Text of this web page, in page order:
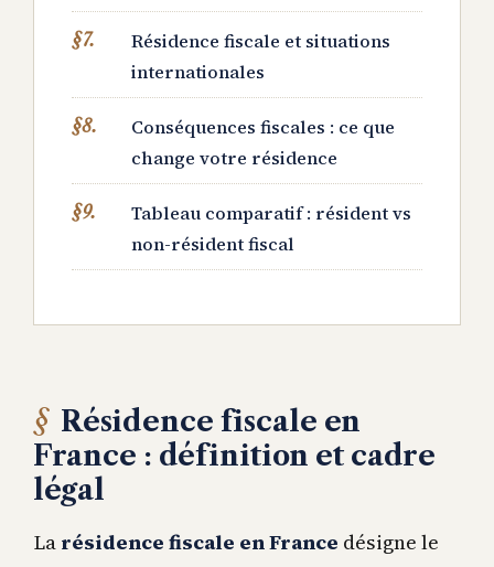
Résidence fiscale et situations
internationales
Conséquences fiscales : ce que
change votre résidence
Tableau comparatif : résident vs
non-résident fiscal
Résidence fiscale en
France : définition et cadre
légal
La résidence fiscale en France désigne le